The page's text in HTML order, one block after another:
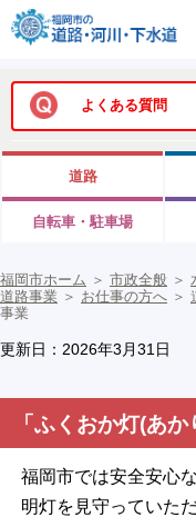
よくある質問
道路
自転車・駐車場
福岡市ホーム ＞ 市政全般 ＞
道路事業 ＞ お仕事の方へ ＞
事業
更新日：2026年3月31日
「ふくおか灯(あ
福岡市では安全安心
明灯を見守っていた